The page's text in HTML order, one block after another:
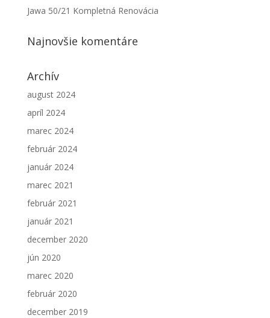
Jawa 50/21 Kompletná Renovácia
Najnovšie komentáre
Archív
august 2024
apríl 2024
marec 2024
február 2024
január 2024
marec 2021
február 2021
január 2021
december 2020
jún 2020
marec 2020
február 2020
december 2019